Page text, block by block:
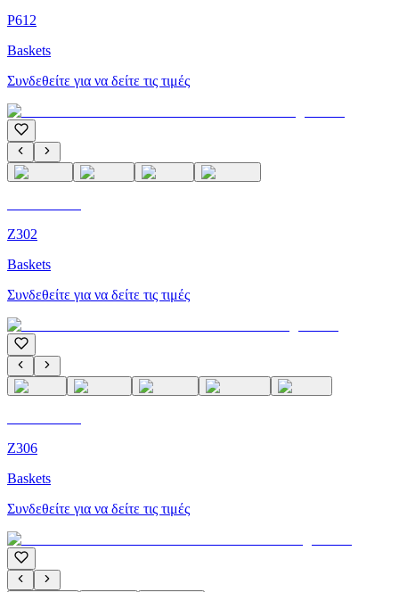
P612
Baskets
Συνδεθείτε για να δείτε τις τιμές
Z302
Baskets
Συνδεθείτε για να δείτε τις τιμές
Z306
Baskets
Συνδεθείτε για να δείτε τις τιμές